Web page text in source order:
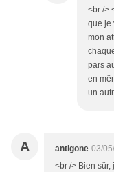
<br />
que je
mon
pars
en
un
A antigone 03/
<br /> Bien